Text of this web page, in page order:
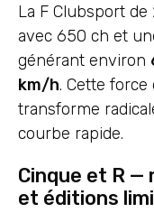
La F Clubsport
avec 650 ch et
générant environ
km/h. Cette force
transforme
courbe rapide.
Cinque et R —
et éditions